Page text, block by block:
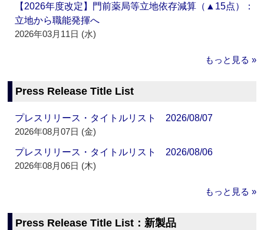
【2026年度改定】門前薬局等立地依存減算（▲15点）：
立地から職能発揮へ
2026年03月11日 (水)
もっと見る »
Press Release Title List
プレスリリース・タイトルリスト 2026/08/07
2026年08月07日 (金)
プレスリリース・タイトルリスト 2026/08/06
2026年08月06日 (木)
もっと見る »
Press Release Title List：新製品